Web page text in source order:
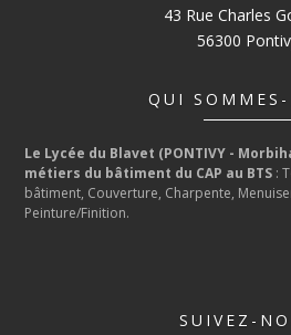
43 Rue Charles
56300
QUI SOMMES-
Le Lycée du Blavet (PONTIVY -
métiers du bâtiment du CAP au BTS :
bâtiment, Couverture, Charpente,
Peinture/Finition.
SUIVEZ-